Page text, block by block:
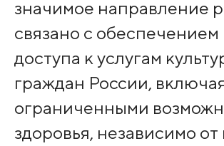
значимое направление
связано с обеспечением
доступа к услугам
граждан России,
ограниченными
здоровья, независимо от